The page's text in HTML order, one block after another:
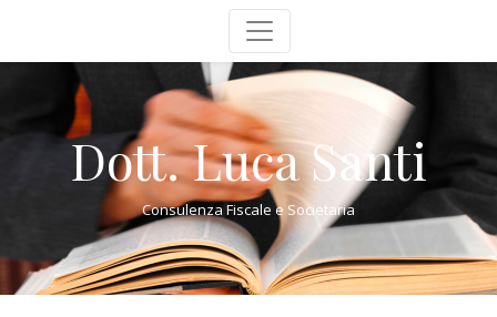
Dott. Luca Santi
Consulenza Fiscale e Societaria